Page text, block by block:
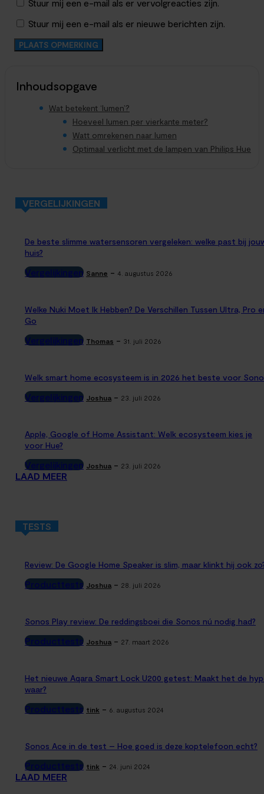
Stuur mij een e-mail als er vervolgreacties zijn.
Stuur mij een e-mail als er nieuwe berichten zijn.
Inhoudsopgave
Wat betekent ‘lumen’?
Hoeveel lumen per vierkante meter?
Watt omrekenen naar lumen
Optimaal verlicht met de lampen van Philips Hue
VERGELIJKINGEN
De beste slimme watersensoren vergeleken: welke past bij
huis?
Vergelijkingen Sanne - 4. augustus 2026
Welke Nuki Moet Ik Hebben? De Verschillen Tussen Ultra, Pro
Go
Vergelijkingen Thomas - 31. juli 2026
Welk smart home ecosysteem is in 2026 het beste voor
Vergelijkingen Joshua - 23. juli 2026
Apple, Google of Home Assistant: Welk ecosysteem kies je
voor Hue?
Vergelijkingen Joshua - 23. juli 2026
LAAD MEER
TESTS
Review: De Google Home Speaker is slim, maar klinkt hij ook
Producttests Joshua - 28. juli 2026
Sonos Play review: De reddingsboei die Sonos nú nodig had?
Producttests Joshua - 27. maart 2026
Het nieuwe Aqara Smart Lock U200 getest: Maakt het de
waar?
Producttests tink - 6. augustus 2024
Sonos Ace in de test – Hoe goed is deze koptelefoon echt?
Producttests tink - 24. juni 2024
LAAD MEER